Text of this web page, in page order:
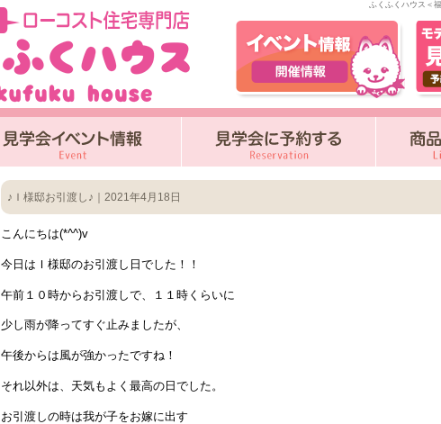
ふくふくハウス＜
♪Ｉ様邸お引渡し♪｜2021年4月18日
こんにちは(*^^)v
今日はＩ様邸のお引渡し日でした！！
午前１０時からお引渡しで、１１時くらいに
少し雨が降ってすぐ止みましたが、
午後からは風が強かったですね！
それ以外は、天気もよく最高の日でした。
お引渡しの時は我が子をお嫁に出す